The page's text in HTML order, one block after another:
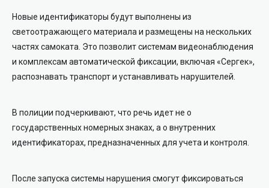
Новые идентификаторы будут выполнены из
светоотражающего материала и размещены на нескольких
частях самоката. Это позволит системам видеонаблюдения
и комплексам автоматической фиксации, включая «Сергек»,
распознавать транспорт и устанавливать нарушителей.
В полиции подчеркивают, что речь идет не о
государственных номерных знаках, а о внутренних
идентификаторах, предназначенных для учета и контроля.
После запуска системы нарушения смогут фиксироваться